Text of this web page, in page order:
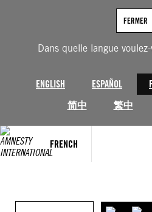
Dans quelle langue
ENGLISH ESPAÑOL
简中
繁中
FERMER
FRENCH